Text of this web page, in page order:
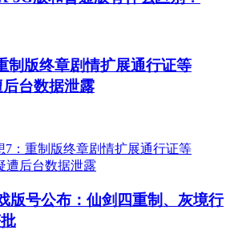
制版终章剧情扩展通行证等
台数据泄露
版号公布：仙剑四重制、灰境行